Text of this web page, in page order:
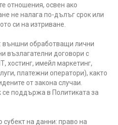
отношения, освен ако
не налага по-дълъг срок или
си на изтриване.
външни обработващи лични
възлагателни договори с
хостинг, имейл маркетинг,
платежни оператори), както
от закона случаи.
се поддържа в Политиката за
субект на данни: право на